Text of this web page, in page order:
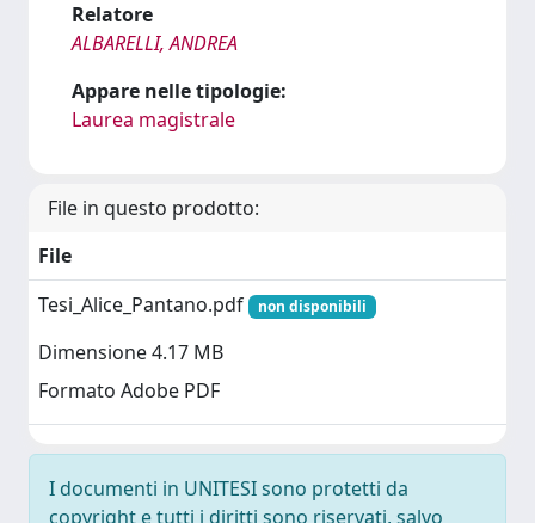
Relatore
ALBARELLI, ANDREA
Appare nelle tipologie:
Laurea magistrale
File in questo prodotto:
File
Tesi_Alice_Pantano.pdf
non disponibili
Dimensione 4.17 MB
Formato Adobe PDF
I documenti in UNITESI sono protetti da
copyright e tutti i diritti sono riservati, salvo